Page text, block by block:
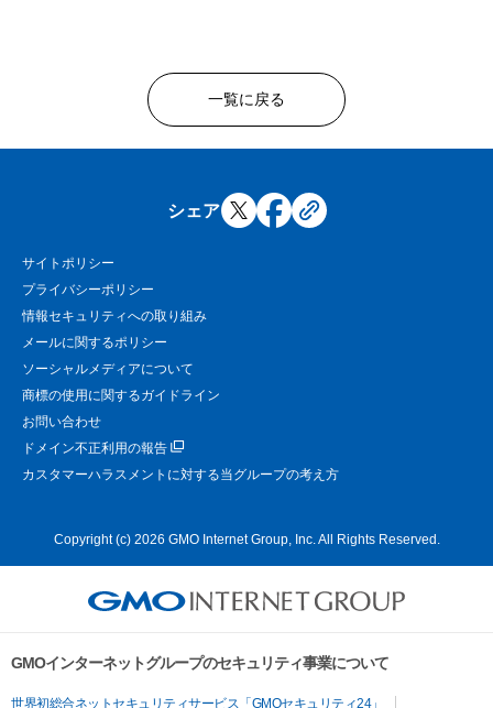
一覧に戻る
シェア
サイトポリシー
プライバシーポリシー
情報セキュリティへの取り組み
メールに関するポリシー
ソーシャルメディアについて
商標の使用に関するガイドライン
お問い合わせ
ドメイン不正利用の報告
カスタマーハラスメントに対する当グループの考え方
Copyright (c) 2026 GMO Internet Group, Inc. All Rights Reserved.
GMOインターネットグループのセキュリティ事業について
世界初総合ネットセキュリティサービス「GMOセキュリティ24」